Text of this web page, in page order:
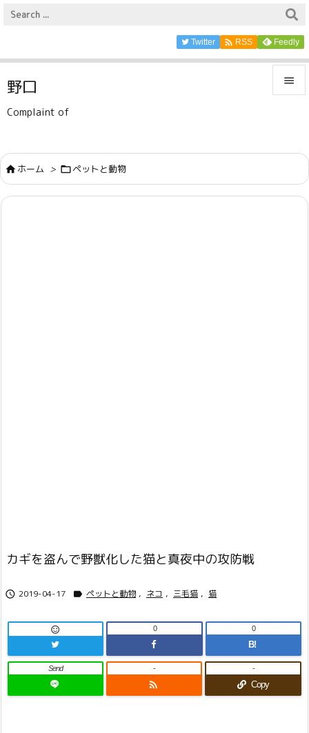

サイド

前へ
Twitter  RSS Feedly
野口
Complaint of
ホーム > ペットと動物
カギを盗んで野獣化した猫と真夜中の攻防戦
 2019-04-17  ペットと動物 , ネコ , 三毛猫 , 猫
 0
B!
0
Send

-
Copy
-